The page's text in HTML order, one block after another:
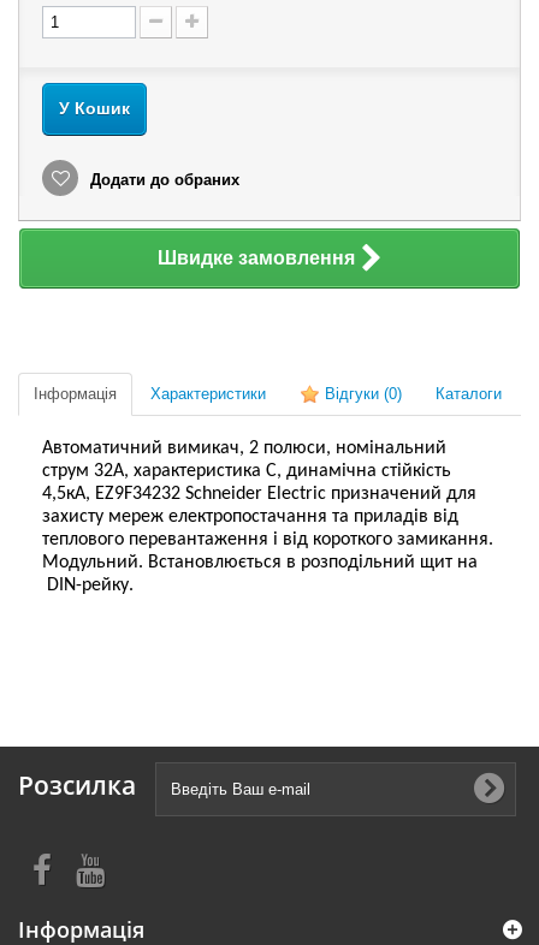
У Кошик
Додати до обраних
Швидке замовлення
Інформація Характеристики Відгуки (0) Каталоги
Автоматичний вимикач, 2 полюси, номінальний
струм 32А, характеристика С, динамічна стійкість
4,5кА, EZ9F34232 Schneider Electric призначений для
захисту мереж електропостачання та приладів від
теплового перевантаження і від короткого замикання.
Модульний. Встановлюється в розподільний щит на
DIN-рейку.
Розсилка
Інформація